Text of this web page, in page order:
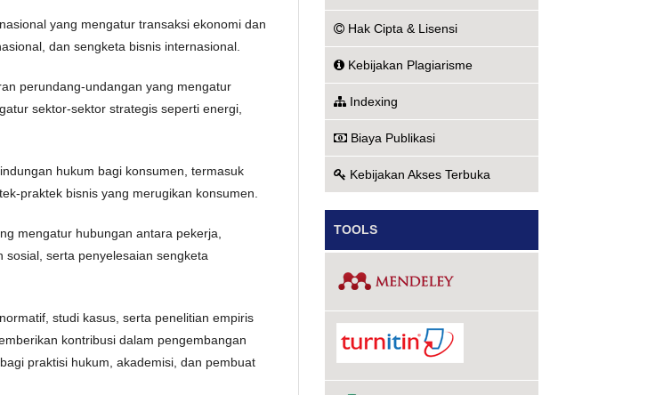
yang mengatur transaksi ekonomi dan
dan sengketa bisnis internasional.
perundang-undangan yang mengatur
sektor-sektor strategis seperti energi,
hukum bagi konsumen, termasuk
praktek bisnis yang merugikan konsumen.
mengatur hubungan antara pekerja,
serta penyelesaian sengketa
studi kasus, serta penelitian empiris
kontribusi dalam pengembangan
praktisi hukum, akademisi, dan pembuat
Hak Cipta & Lisensi
Kebijakan Plagiarisme
Indexing
Biaya Publikasi
Kebijakan Akses Terbuka
TOOLS